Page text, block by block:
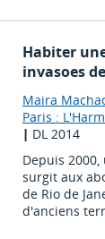
Habiter
invasoes
Maira
Paris :
| DL 2014
Depuis
surgit aux
de Rio de
d'anciens